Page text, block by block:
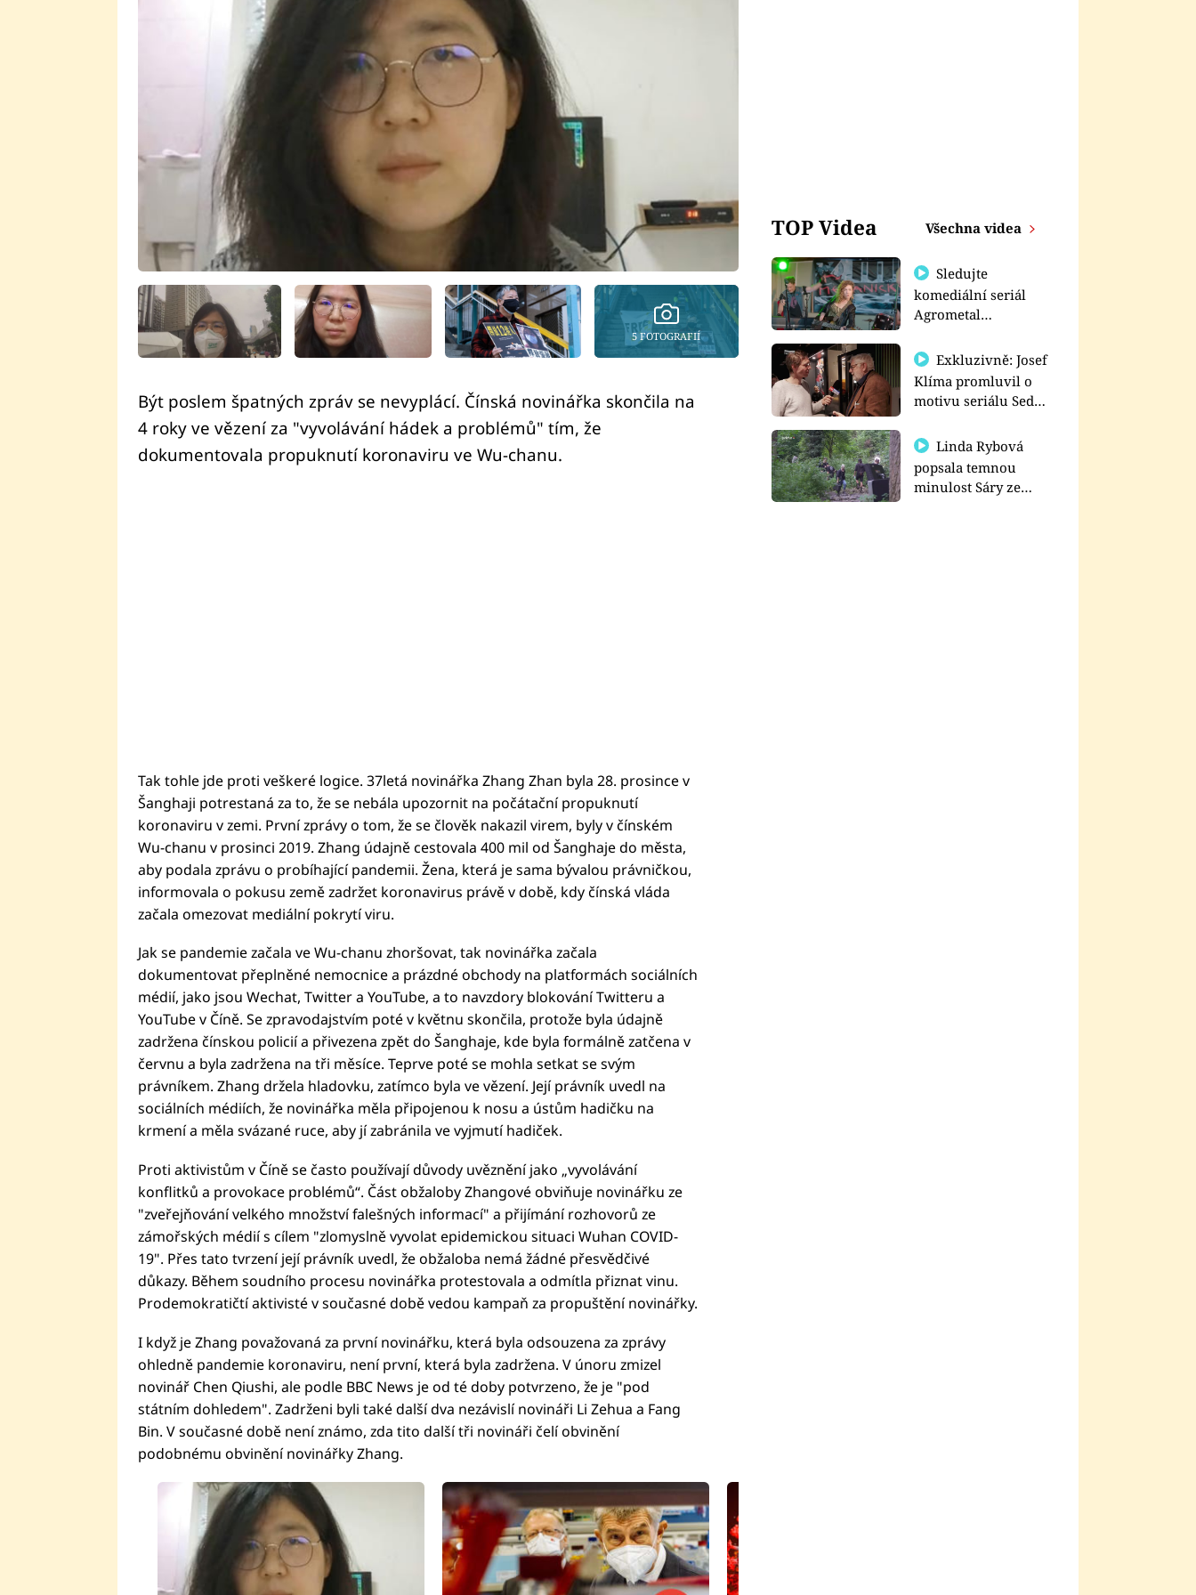
5 FOTOGRAFIÍ
Být poslem špatných zpráv se nevyplácí. Čínská novinářka skončila na
4 roky ve vězení za "vyvolávání hádek a problémů" tím, že
dokumentovala propuknutí koronaviru ve Wu-chanu.
Tak tohle jde proti veškeré logice. 37letá novinářka Zhang Zhan byla 28. prosince v
Šanghaji potrestaná za to, že se nebála upozornit na počátační propuknutí
koronaviru v zemi. První zprávy o tom, že se člověk nakazil virem, byly v čínském
Wu-chanu v prosinci 2019. Zhang údajně cestovala 400 mil od Šanghaje do města,
aby podala zprávu o probíhající pandemii. Žena, která je sama bývalou právničkou,
informovala o pokusu země zadržet koronavirus právě v době, kdy čínská vláda
začala omezovat mediální pokrytí viru.
Jak se pandemie začala ve Wu-chanu zhoršovat, tak novinářka začala
dokumentovat přeplněné nemocnice a prázdné obchody na platformách sociálních
médií, jako jsou Wechat, Twitter a YouTube, a to navzdory blokování Twitteru a
YouTube v Číně. Se zpravodajstvím poté v květnu skončila, protože byla údajně
zadržena čínskou policií a přivezena zpět do Šanghaje, kde byla formálně zatčena v
červnu a byla zadržena na tři měsíce. Teprve poté se mohla setkat se svým
právníkem. Zhang držela hladovku, zatímco byla ve vězení. Její právník uvedl na
sociálních médiích, že novinářka měla připojenou k nosu a ústům hadičku na
krmení a měla svázané ruce, aby jí zabránila ve vyjmutí hadiček.
Proti aktivistům v Číně se často používají důvody uvěznění jako „vyvolávání
konflitků a provokace problémů“. Část obžaloby Zhangové obviňuje novinářku ze
"zveřejňování velkého množství falešných informací" a přijímání rozhovorů ze
zámořských médií s cílem "zlomyslně vyvolat epidemickou situaci Wuhan COVID-
19". Přes tato tvrzení její právník uvedl, že obžaloba nemá žádné přesvědčivé
důkazy. Během soudního procesu novinářka protestovala a odmítla přiznat vinu.
Prodemokratičtí aktivisté v současné době vedou kampaň za propuštění novinářky.
I když je Zhang považovaná za první novinářku, která byla odsouzena za zprávy
ohledně pandemie koronaviru, není první, která byla zadržena. V únoru zmizel
novinář Chen Qiushi, ale podle BBC News je od té doby potvrzeno, že je "pod
státním dohledem". Zadrženi byli také další dva nezávislí novináři Li Zehua a Fang
Bin. V současné době není známo, zda tito další tři novináři čelí obvinění
podobnému obvinění novinářky Zhang.
TOP Videa Všechna videa
Sledujte
komediální seriál
Agrometal
prima+
Exkluzivně: Josef
Klíma promluvil o
motivu seriálu Sedm
Linda Rybová
popsala temnou
minulost Sáry ze